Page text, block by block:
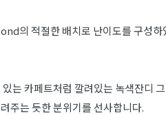
의 적절한 배치로 난이도를 구성
는 카페트처럼 깔려있는 녹색잔디
주는 듯한 분위기를 선사합니다.